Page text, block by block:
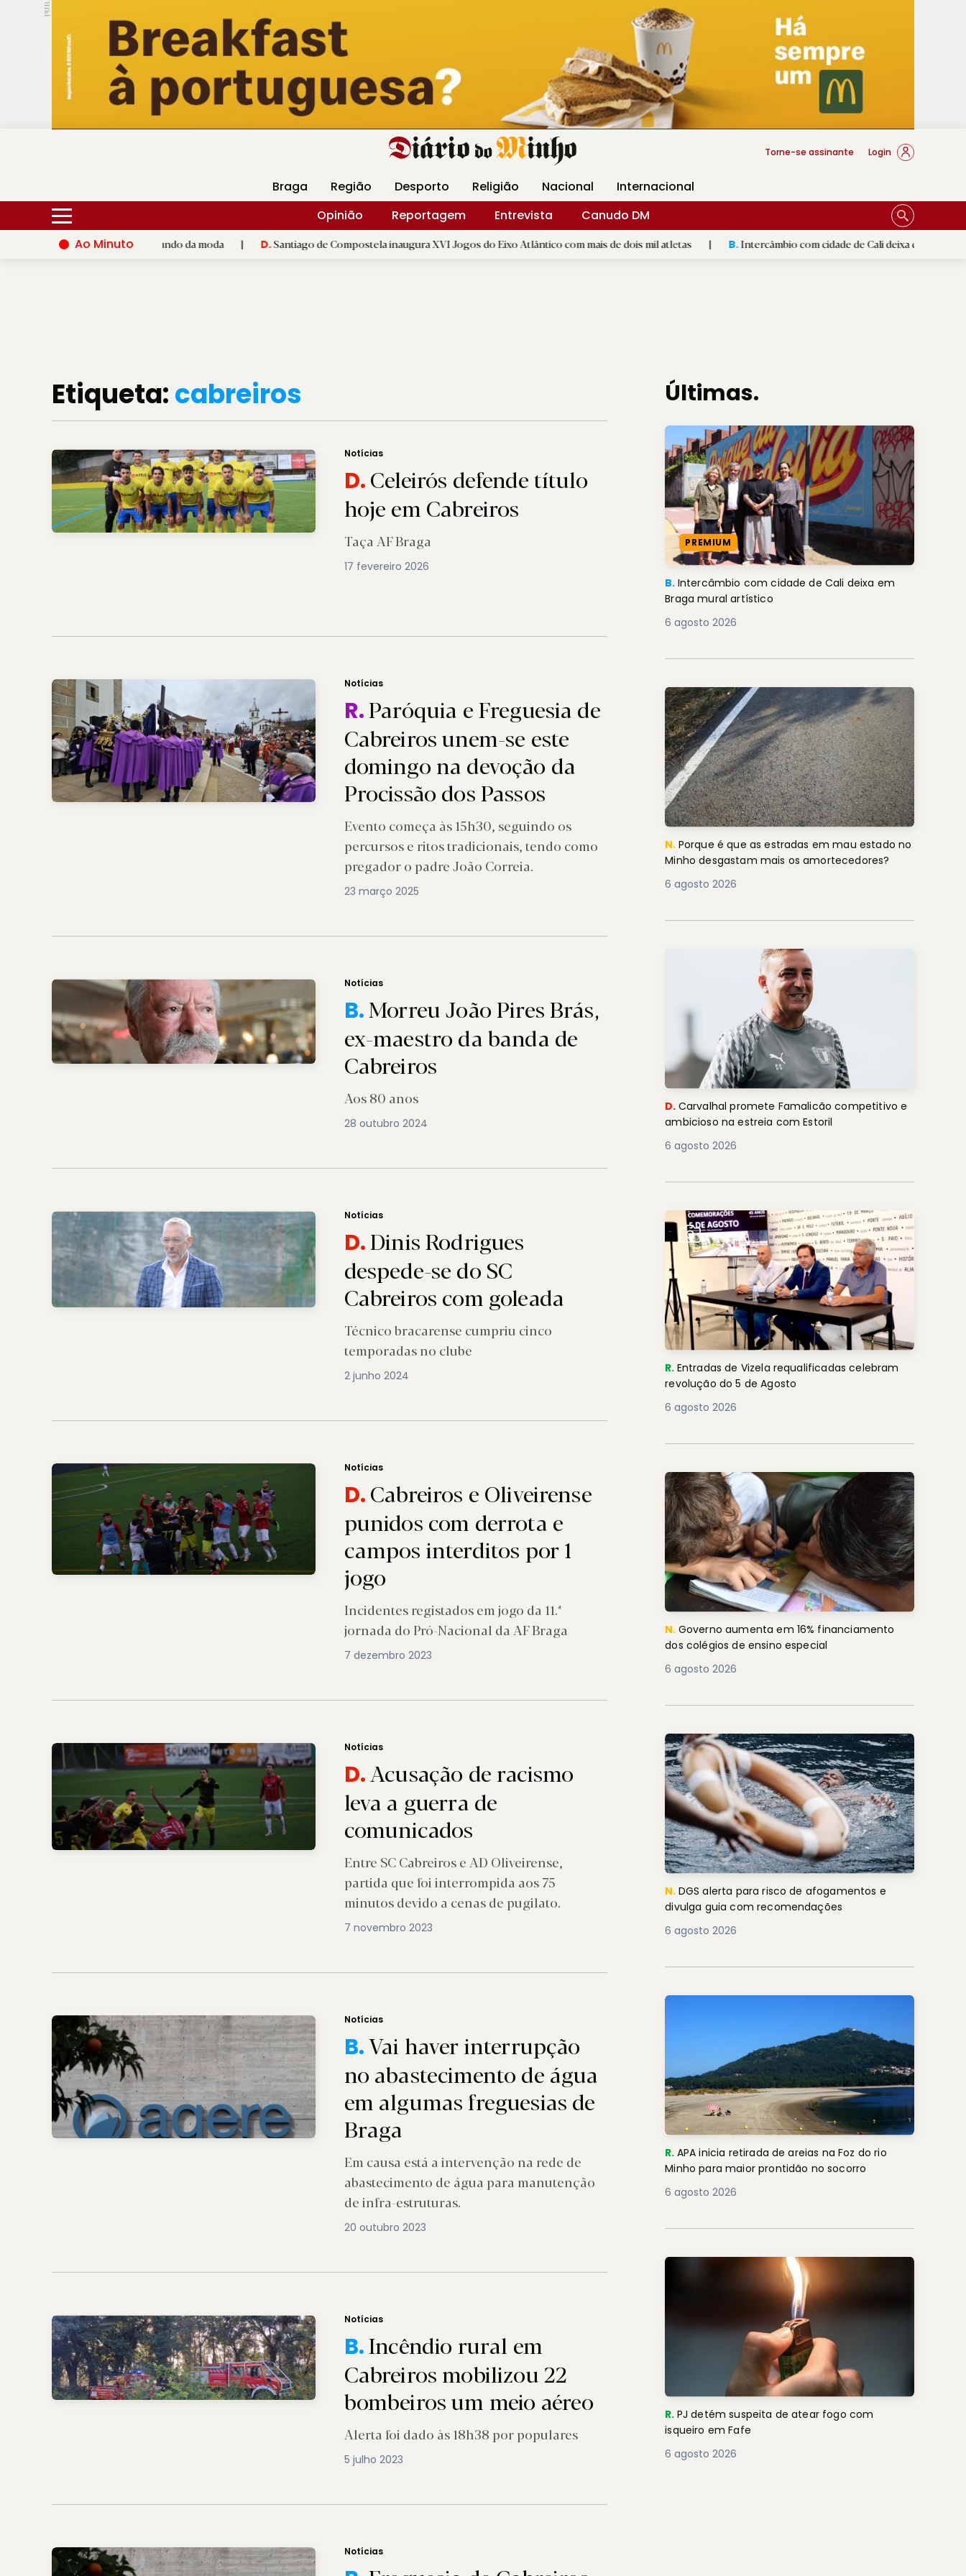
PUB.
Hoje 16ºC 26ºC DMtv Revista Minha Gráfica DM Livraria DM Arquidiocese Braga
Torne-se assinante Login
Braga Região Desporto Religião Nacional
Internacional
Opinião
Reportagem Entrevista
Canudo DM
Ao Minuto
inovação do mundo da moda | D.Santiago de Compostela inaugura XVI Jogos do Eixo Atlântico com mais de dois mil atletas | B.Intercâmbio com cidade de Cali deixa em Braga mural artístico
Etiqueta:cabreiros
Notícias
D.Celeirós defende título
hoje em Cabreiros
Taça AF Braga
17 fevereiro 2026
Notícias
R.Paróquia e Freguesia de
Cabreiros unem-se este
domingo na devoção da
Procissão dos Passos
Evento começa às 15h30, seguindo os
percursos e ritos tradicionais, tendo como
pregador o padre João Correia.
23 março 2025
Notícias
B.Morreu João Pires Brás,
ex-maestro da banda de
Cabreiros
Aos 80 anos
28 outubro 2024
Notícias
D.Dinis Rodrigues
despede-se do SC
Cabreiros com goleada
Técnico bracarense cumpriu cinco
temporadas no clube
2 junho 2024
Notícias
D.Cabreiros e Oliveirense
punidos com derrota e
campos interditos por 1
jogo
Incidentes registados em jogo da 11.ª
jornada do Pró-Nacional da AF Braga
7 dezembro 2023
Notícias
D.Acusação de racismo
leva a guerra de
comunicados
Entre SC Cabreiros e AD Oliveirense,
partida que foi interrompida aos 75
minutos devido a cenas de pugilato.
7 novembro 2023
Notícias
B.Vai haver interrupção
no abastecimento de água
em algumas freguesias de
Braga
Em causa está a intervenção na rede de
abastecimento de água para manutenção
de infra-estruturas.
20 outubro 2023
Notícias
B.Incêndio rural em
Cabreiros mobilizou 22
bombeiros um meio aéreo
Alerta foi dado às 18h38 por populares
5 julho 2023
Notícias
Últimas.
PREMIUM
B. Intercâmbio com cidade de Cali deixa em
Braga mural artístico
6 agosto 2026
N. Porque é que as estradas em mau estado no
Minho desgastam mais os amortecedores?
6 agosto 2026
D. Carvalhal promete Famalicão competitivo e
ambicioso na estreia com Estoril
6 agosto 2026
R. Entradas de Vizela requalificadas celebram
revolução do 5 de Agosto
6 agosto 2026
N. Governo aumenta em 16% financiamento
dos colégios de ensino especial
6 agosto 2026
N. DGS alerta para risco de afogamentos e
divulga guia com recomendações
6 agosto 2026
R. APA inicia retirada de areias na Foz do rio
Minho para maior prontidão no socorro
6 agosto 2026
R. PJ detém suspeita de atear fogo com
isqueiro em Fafe
6 agosto 2026